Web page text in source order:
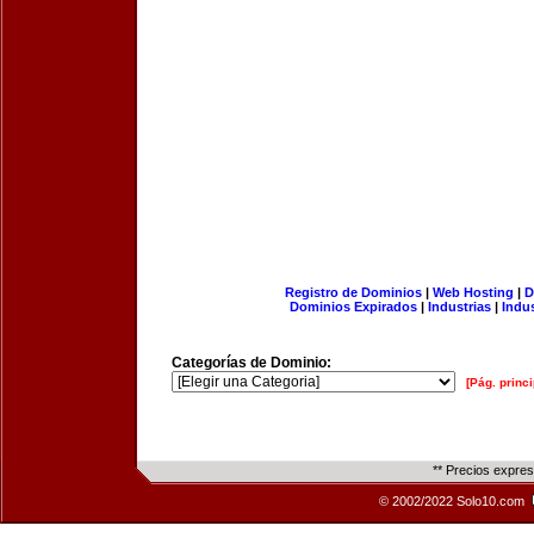
Registro de Dominios| Web Hosting |
Dominios Expirados | Industrias |
Categorías de Dominio:
[Pág.
** Precios
© 2002/2022 Solo10.com